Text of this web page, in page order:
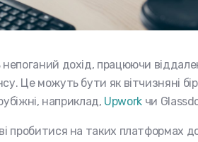
дохід, працюючи
Це можуть бути як вітчизняні
наприклад, Upwork чи
пробитися на таких платформах